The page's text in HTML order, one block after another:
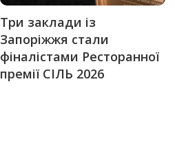
Три заклади із
Запоріжжя стали
фіналістами Ресторанної
премії СІЛЬ 2026